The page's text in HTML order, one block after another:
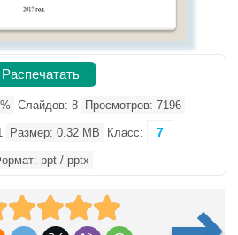
Распечатать
Слайдов: 8 Просмотров: 7196
Размер: 0.32 MB Класс: 7
ppt / pptx